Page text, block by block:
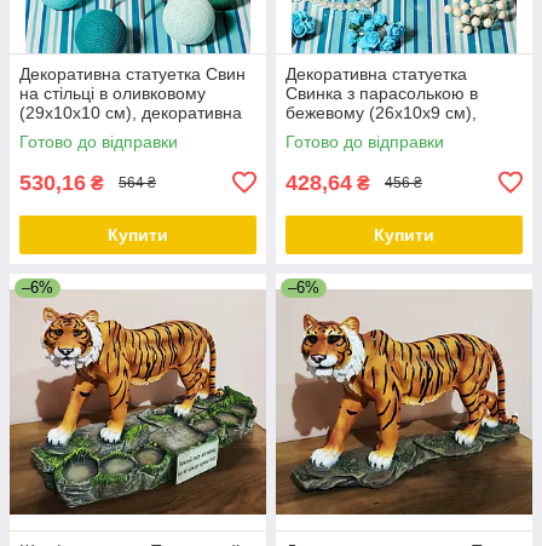
Декоративна статуетка Свин
на стільці в оливковому
(29х10х10 см), декоративна
фігурка, декор для дому,
офісу, кафе
Готово до відправки
530,16 ₴ 564 ₴
Купити
Декоративна статуетка
Свинка з парасолькою в
бежевому (26х10х9 см),
декоративна фігурка, декор
для дому, офісу, кафе
Готово до відправки
428,64 ₴ 456 ₴
Купити
–6% –6%